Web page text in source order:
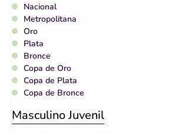
Nacional
Metropolitana
Oro
Plata
Bronce
Copa de Oro
Copa de Plata
Copa de Bronce
Masculino Juvenil